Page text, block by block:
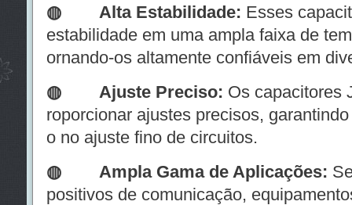
◍ Alta Estabilidade: Esses
estabilidade em uma ampla faixa de
ornando-os altamente confiáveis em
◍ Ajuste Preciso: Os capacitores
roporcionar ajustes precisos,
o no ajuste fino de circuitos.
◍ Ampla Gama de Aplicações:
positivos de comunicação,